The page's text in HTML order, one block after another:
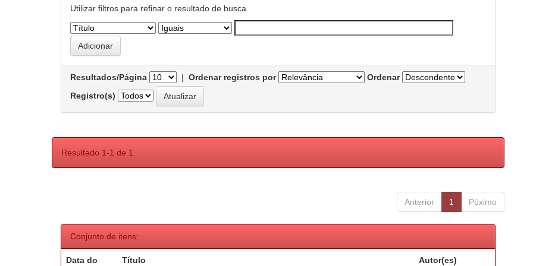
Utilizar filtros para refinar o resultado de busca.
Resultados/Página | Ordenar registros por
Ordenar
Registro(s)
Resultado 1-1 de 1.
Anterior 1 Póximo
Conjunto de itens:
Data do Título Autor(es)